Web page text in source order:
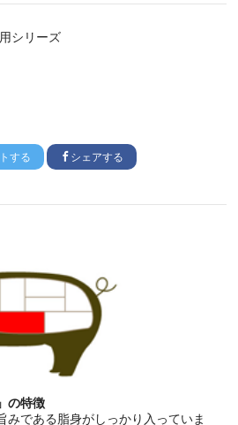
シリーズ
する シェアする
の特徴
みである脂身がしっかり入っていま